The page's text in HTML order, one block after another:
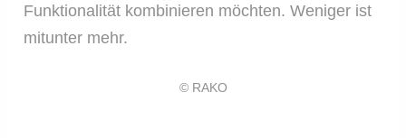
Funktionalität kombinieren möchten. Weniger ist
mitunter mehr.
© RAKO